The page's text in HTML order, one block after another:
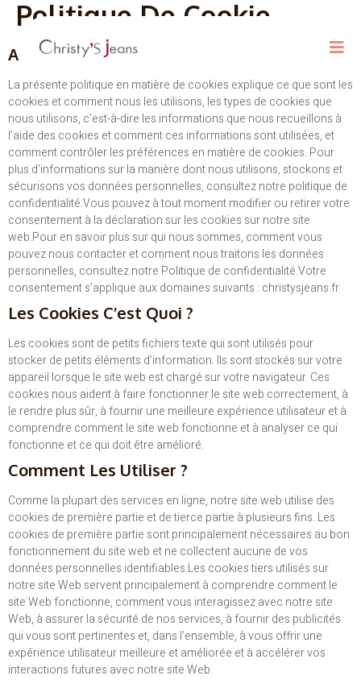
Politique De Cookie
A Propos De La Politique De Cookie.
La présente politique en matière de cookies explique ce que sont les
cookies et comment nous les utilisons, les types de cookies que
nous utilisons, c’est-à-dire les informations que nous recueillons à
l’aide des cookies et comment ces informations sont utilisées, et
comment contrôler les préférences en matière de cookies. Pour
plus d’informations sur la manière dont nous utilisons, stockons et
sécurisons vos données personnelles, consultez notre politique de
confidentialité.Vous pouvez à tout moment modifier ou retirer votre
consentement à la déclaration sur les cookies sur notre site
web.Pour en savoir plus sur qui nous sommes, comment vous
pouvez nous contacter et comment nous traitons les données
personnelles, consultez notre Politique de confidentialité.Votre
consentement s’applique aux domaines suivants : christysjeans.fr
Les Cookies C’est Quoi ?
Les cookies sont de petits fichiers texte qui sont utilisés pour
stocker de petits éléments d’information. Ils sont stockés sur votre
appareil lorsque le site web est chargé sur votre navigateur. Ces
cookies nous aident à faire fonctionner le site web correctement, à
le rendre plus sûr, à fournir une meilleure expérience utilisateur et à
comprendre comment le site web fonctionne et à analyser ce qui
fonctionne et ce qui doit être amélioré.
Comment Les Utiliser ?
Comme la plupart des services en ligne, notre site web utilise des
cookies de première partie et de tierce partie à plusieurs fins. Les
cookies de première partie sont principalement nécessaires au bon
fonctionnement du site web et ne collectent aucune de vos
données personnelles identifiables.Les cookies tiers utilisés sur
notre site Web servent principalement à comprendre comment le
site Web fonctionne, comment vous interagissez avec notre site
Web, à assurer la sécurité de nos services, à fournir des publicités
qui vous sont pertinentes et, dans l’ensemble, à vous offrir une
expérience utilisateur meilleure et améliorée et à accélérer vos
interactions futures avec notre site Web.